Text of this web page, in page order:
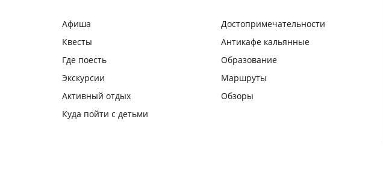
Афиша
Квесты
Где поесть
Экскурсии
Активный отдых
Куда пойти с детьми
Достопримечательности
Антикафе кальянные
Образование
Маршруты
Обзоры